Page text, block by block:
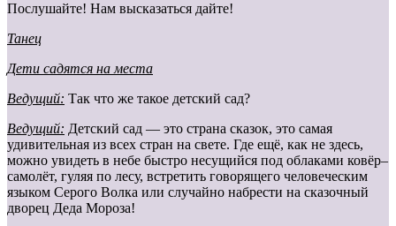
Послушайте! Нам высказаться дайте!
Танец
Дети садятся на места
Ведущий: Так что же такое детский сад?
Ведущий: Детский сад — это страна сказок, это самая
удивительная из всех стран на свете. Где ещё, как не здесь,
можно увидеть в небе быстро несущийся под облаками ковёр–
самолёт, гуляя по лесу, встретить говорящего человеческим
языком Серого Волка или случайно набрести на сказочный
дворец Деда Мороза!